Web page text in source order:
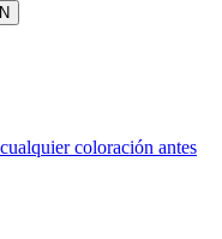
coloración antes